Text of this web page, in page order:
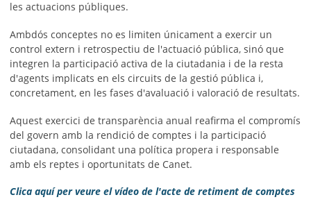
les actuacions públiques.
Ambdós conceptes no es limiten únicament a exercir un
control extern i retrospectiu de l'actuació pública, sinó que
integren la participació activa de la ciutadania i de la resta
d'agents implicats en els circuits de la gestió pública i,
concretament, en les fases d'avaluació i valoració de resultats.
Aquest exercici de transparència anual reafirma el compromís
del govern amb la rendició de comptes i la participació
ciutadana, consolidant una política propera i responsable
amb els reptes i oportunitats de Canet.
Clica aquí per veure el vídeo de l'acte de retiment de comptes